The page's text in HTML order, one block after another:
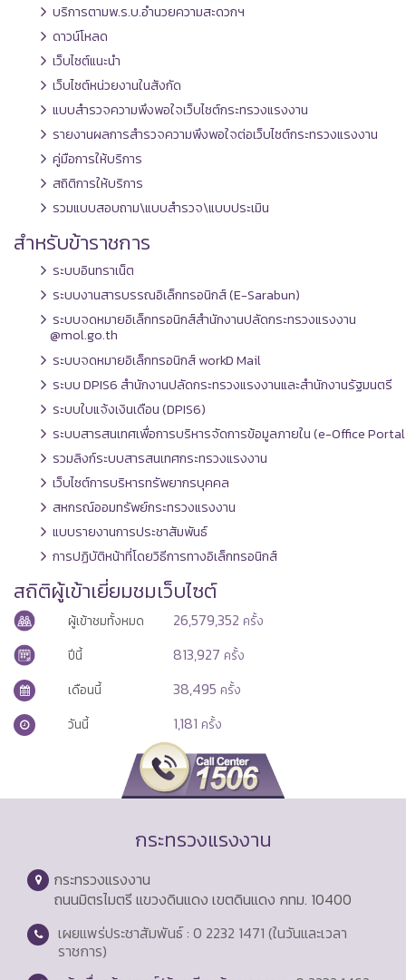
บริการตามพ.ร.บ.อำนวยความสะดวกฯ
ดาวน์โหลด
เว็บไซต์แนะนำ
เว็บไซต์หน่วยงานในสังกัด
แบบสำรวจความพึงพอใจเว็บไซต์กระทรวงแรงงาน
รายงานผลการสำรวจความพึงพอใจต่อเว็บไซต์กระทรวงแรงงาน
คู่มือการให้บริการ
สถิติการให้บริการ
รวมแบบสอบถาม\แบบสำรวจ\แบบประเมิน
สำหรับข้าราชการ
ระบบอินทราเน็ต
ระบบงานสารบรรณอิเล็กทรอนิกส์ (E-Sarabun)
ระบบจดหมายอิเล็กทรอนิกส์สำนักงานปลัดกระทรวงแรงงาน
@mol.go.th
ระบบจดหมายอิเล็กทรอนิกส์ workD Mail
ระบบ DPIS6 สำนักงานปลัดกระทรวงแรงงานและสำนักงานรัฐมนตรี
ระบบใบแจ้งเงินเดือน (DPIS6)
ระบบสารสนเทศเพื่อการบริหารจัดการข้อมูลภายใน (e-Office
รวมลิงก์ระบบสารสนเทศกระทรวงแรงงาน
เว็บไซต์การบริหารทรัพยากรบุคคล
สหกรณ์ออมทรัพย์กระทรวงแรงงาน
แบบรายงานการประชาสัมพันธ์
การปฏิบัติหน้าที่โดยวิธีการทางอิเล็กทรอนิกส์
สถิติผู้เข้าเยี่ยมชมเว็บไซต์
ผู้เข้าชมทั้งหมด 26,579,352 ครั้ง
ปีนี้
813,927 ครั้ง
เดือนนี้
38,495 ครั้ง
วันนี้
1,181 ครั้ง
กระทรวงแรงงาน
กระทรวงแรงงาน
ถนนมิตรไมตรี แขวงดินแดง เขตดินแดง กทม. 10400
เผยแพร่ประชาสัมพันธ์ : 0 2232 1471 (ในวันและเวลา
ราชการ)